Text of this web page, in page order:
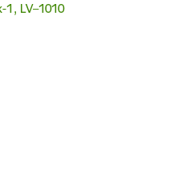
1, LV–1010